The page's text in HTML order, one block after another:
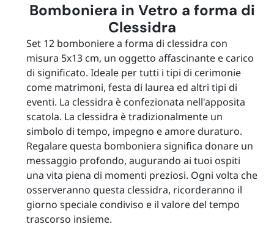
Bomboniera in Vetro a forma di
Clessidra
Set 12 bomboniere a forma di clessidra con
misura 5x13 cm, un oggetto affascinante e carico
di significato. Ideale per tutti i tipi di cerimonie
come matrimoni, festa di laurea ed altri tipi di
eventi. La clessidra è confezionata nell'apposita
scatola. La clessidra è tradizionalmente un
simbolo di tempo, impegno e amore duraturo.
Regalare questa bomboniera significa donare un
messaggio profondo, augurando ai tuoi ospiti
una vita piena di momenti preziosi. Ogni volta che
osserveranno questa clessidra, ricorderanno il
giorno speciale condiviso e il valore del tempo
trascorso insieme.